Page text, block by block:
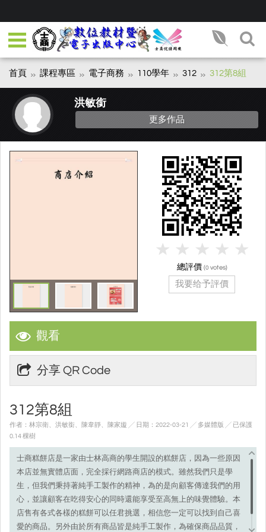
首頁 課程專區 電子商務 110學年 312 312第8組
洪敏銜
更多作品
觀看
分享 QR Code
312第8組
作者：林宗衛、洪敏銜、陳韋靜、陳家嫙 ╱ 日期：2022-03-21 ╱ 多媒體版 ╱ 已保護
0.14 棵樹
士商糕餅店是一家由士林高商的學生開設的糕餅店，因為一些原因
本店並無實體店面，完全採行網路商店的模式。雖然我們只是學
生，但我們秉持著純手工製作的精神，為的是向顧客傳達我們的用
心，並讓顧客在吃得安心的同時還能享受至高無上的味覺體驗。本
店售有各式各樣的糕餅可以任君挑選，相信您一定可以找到自己喜
愛的商品。另外由於所有商品皆是純手工製作，為確保商品品質，
總評價 (0 votes)
我要给予評價